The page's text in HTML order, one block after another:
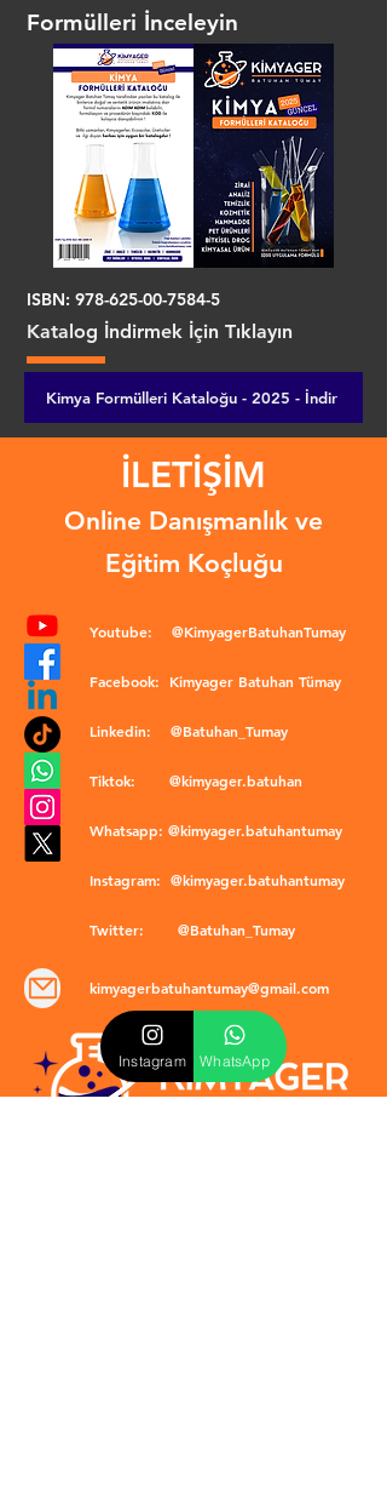
Formülleri İnceleyin
ISBN: 978-625-00-7584-5
Katalog İndirmek İçin Tıklayın
Kimya Formülleri Kataloğu - 2025 - İndir
İLETİŞİM
Online Danışmanlık ve
Eğitim Koçluğu
Youtube: @KimyagerBatuhanTumay
Facebook: Kimyager Batuhan Tümay
Linkedin: @Batuhan_Tumay
Tiktok: @kimyager.batuhan
Whatsapp: @kimyager.batuhantumay
Instagram: @kimyager.batuhantumay
Twitter: @Batuhan_Tumay
kimyagerbatuhantumay@gmail.com
Instagram WhatsApp